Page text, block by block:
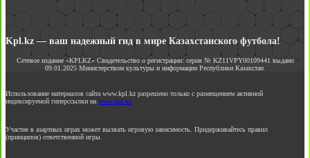
Kpl.kz — ваш надежный гид в мире Казахстанского футбола!
Сетевое издание «KPLKZ» Свидетельство о регистрации: серия № KZ11VPY00109441 выдано
09.01.2025 Министерством культуры и информации Республики Казахстан.
Использование материалов сайта www.kpl.kz разрешено только с размещением активной
индексируемой гиперссылки на www.kpl.kz
Участие в азартных играх может вызвать игровую зависимость. Придерживайтесь правил
(принципов) ответственной игры.